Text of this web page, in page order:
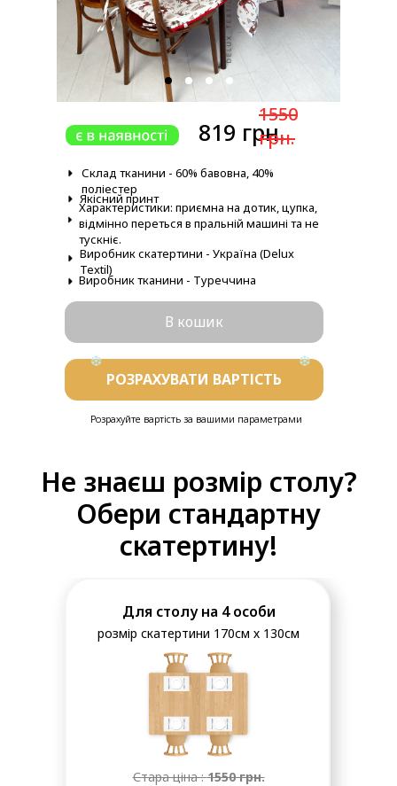
819 грн.
1550
грн.
Склад тканини - 60% бавовна, 40%
поліестер
Якісний принт
Характеристики: приємна на дотик, цупка,
відмінно переться в пральній машині та не
тускніє.
Виробник скатертини - Україна (Delux
Textil)
Виробник тканини - Туреччина
РОЗРАХУВАТИ ВАРТІСТЬ
В кошик
Розрахуйте вартість за вашими параметрами
Не знаєш розмір столу?
Обери стандартну
скатертину!
розмір скатертини 170см х 130см
Стара ціна :1550грн.
Для столу на 4 особи